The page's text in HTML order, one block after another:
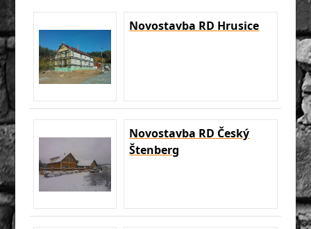
Novostavba RD Hrusice
Novostavba RD Český
Štenberg